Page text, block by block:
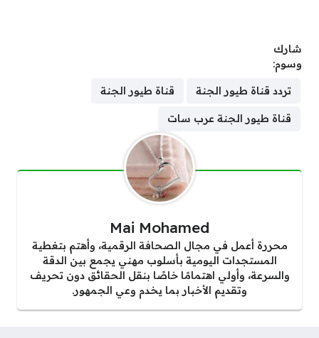
شارك
وسوم:
تردد قناة طيور الجنة قناة طيور الجنة
قناة طيور الجنة عرب سات
Mai Mohamed
محررة أعمل في مجال الصحافة الرقمية، وأهتم بتغطية
المستجدات اليومية بأسلوب مهني يجمع بين الدقة
والسرعة، وأولي اهتمامًا خاصًا بنقل الحقائق دون تحريف
وتقديم الأخبار بما يخدم وعي الجمهور.